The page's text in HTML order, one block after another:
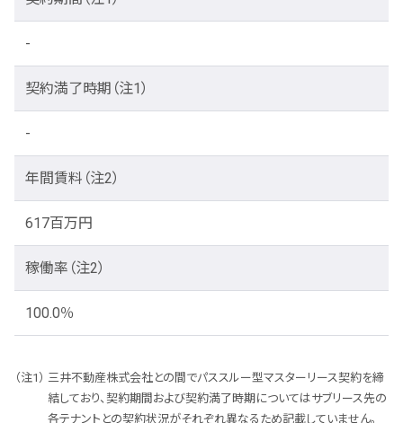
-
契約満了時期 （注1）
-
年間賃料 （注2）
617百万円
稼働率 （注2）
100.0％
三井不動産株式会社との間でパススルー型マスターリース契約を締
結しており、契約期間および契約満了時期についてはサブリース先の
各テナントとの契約状況がそれぞれ異なるため記載していません。